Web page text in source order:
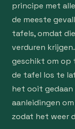
principe met
de meeste
tafels, omdat
verduren
geschikt om op
de tafel los te
het ooit
aanleidingen
zodat het weer